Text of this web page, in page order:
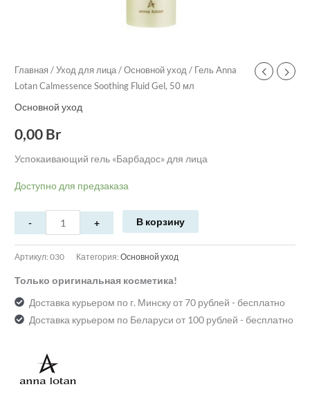
Главная /Уход для лица /Основной уход / Гель Anna
Lotan Calmessence Soothing Fluid Gel, 50 мл
Основной уход
0,00 Br
Успокаивающий гель «Барбадос» для лица
Доступно для предзаказа
В корзину
Артикул:030 Категория:Основной уход
Только оригинальная косметика!
Доставка курьером по г. Минску от 70 рублей - бесплатно
Доставка курьером по Беларуси от 100 рублей - бесплатно